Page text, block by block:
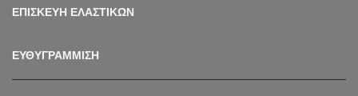
ΕΠΙΣΚΕΥΗ ΕΛΑΣΤΙΚΩΝ
ΕΥΘΥΓΡΑΜΜΙΣΗ